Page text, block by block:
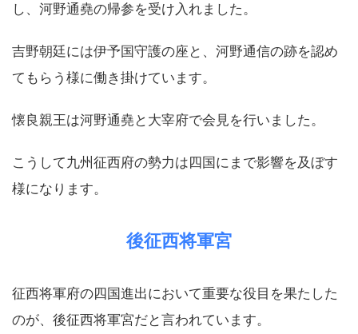
し、河野通堯の帰参を受け入れました。
吉野朝廷には伊予国守護の座と、河野通信の跡を認め
てもらう様に働き掛けています。
懐良親王は河野通堯と大宰府で会見を行いました。
こうして九州征西府の勢力は四国にまで影響を及ぼす
様になります。
後征西将軍宮
征西将軍府の四国進出において重要な役目を果たした
のが、後征西将軍宮だと言われています。